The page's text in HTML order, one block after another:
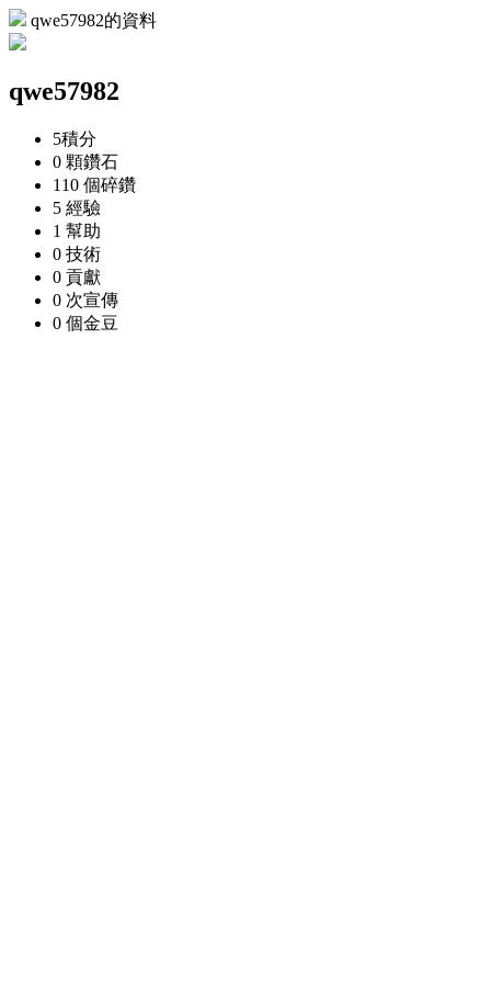
qwe57982的資料
qwe57982
5積分
0 顆鑽石
110 個碎鑽
5 經驗
1 幫助
0 技術
0 貢獻
0 次宣傳
0 個金豆